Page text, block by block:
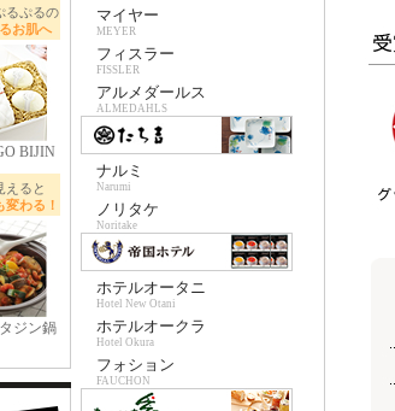
るぷるの
お肌へ
BIJIN
えると
変わる！
ジン鍋
マイヤー
MEYER
フィスラー
FISSLER
アルメダールス
ALMEDAHLS
ナルミ
Narumi
ノリタケ
Noritake
ホテルオータニ
Hotel New Otani
ホテルオークラ
Hotel Okura
フォション
FAUCHON